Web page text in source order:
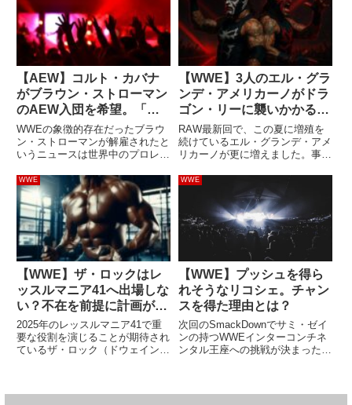
【AEW】コルト・カバナ
がブラウン・ストローマン
のAEW入団を希望。「一
番最初の対戦相手になりた
い」
WWEの象徴的存在だったブラウ
ン・ストローマンが解雇されたと
いうニュースは世界中のプロレス
MLWが彼とコンタクトを取って
いるという話もありますが、多く
のファンは彼の次の拠点はAEW
になるのではないかと考えていま
す。...
【WWE】3人のエル・グラ
ンデ・アメリカーノがドラ
ゴン・リーに襲いかかる！
増殖は続く
RAW最新回で、この夏に増殖を
続けているエル・グランデ・アメ
リカーノが更に増えました。事件
オとドラゴン・リーのシングルマ
ッチ中。試合終盤、まず1人目の
エル・グランデ・アメリカーノが
登場してリーの気を引き、続け
て...
WWE
【WWE】ザ・ロックはレ
ッスルマニア41へ出場しな
い？不在を前提に計画が進
んでいると報じられる
2025年のレッスルマニア41で重
要な役割を演じることが期待され
ているザ・ロック（ドウェイン・
WWE
【WWE】プッシュを得ら
れそうなリコシェ。チャン
スを得た理由とは？
次回のSmackDownでサミ・ゼイ
ンの持つWWEインターコンチネ
ンタル王座への挑戦が決まったリ